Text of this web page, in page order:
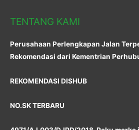
TENTANG KAMI
Perusahaan Perlengkapan Jalan
Rekomendasi dari Kementrian
REKOMENDASI DISHUB
NO.SK TERBARU